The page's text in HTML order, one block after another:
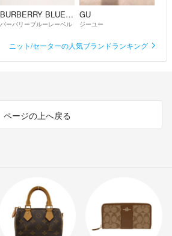
BURBERRY BLUE LABEL
バーバリーブルーレーベル
GU
ジーユー
ニット/セーターの人気ブランドランキング
ページの上へ戻る